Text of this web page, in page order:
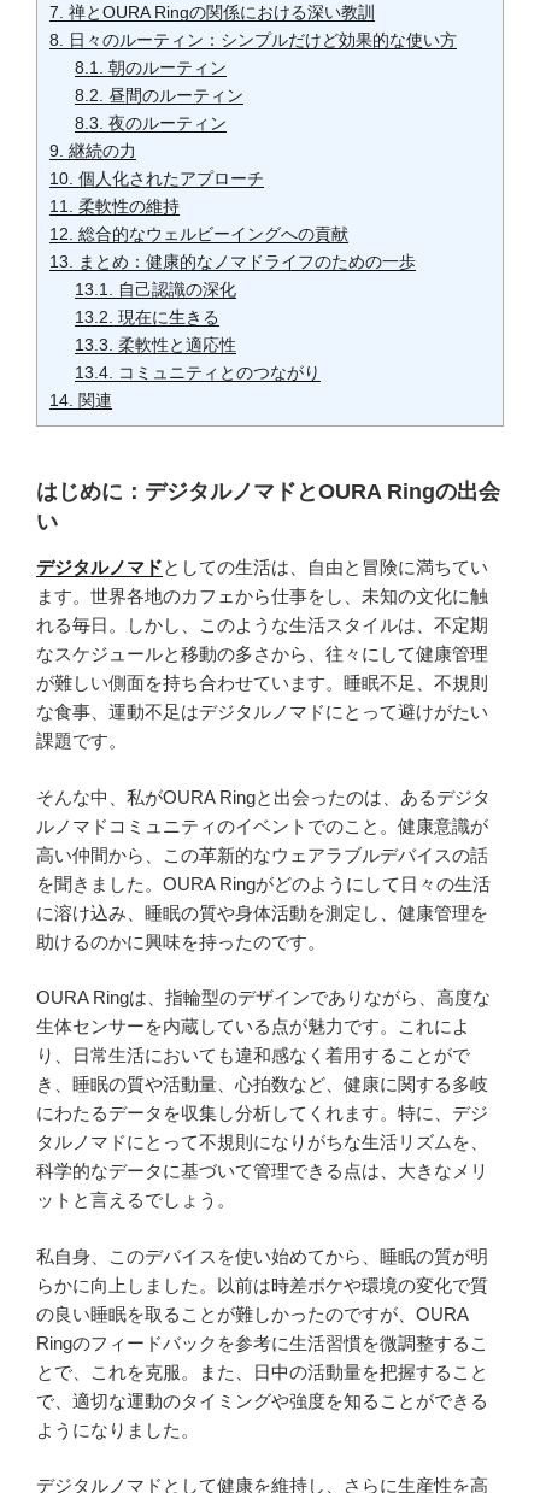
7. 禅とOURA Ringの関係における深い教訓
8.
日々のルーティン：シンプルだけど効果的な使い方
8.1.
朝のルーティン
8.2. 昼間のルーティン
8.3. 夜のルーティン
9. 継続の力
10. 個人化されたアプローチ
11.
柔軟性の維持
12. 総合的なウェルビーイングへの貢献
13.
まとめ：健康的なノマドライフのための一歩
13.1.
自己認識の深化
13.2. 現在に生きる
13.3. 柔軟性と適応性
13.4.
コミュニティとのつながり
14. 関連
はじめに：デジタルノマドとOURA Ringの出会
い
デジタルノマドとしての生活は、自由と冒険に満ちてい
ます。世界各地のカフェから仕事をし、未知の文化に触
れる毎日。しかし、このような生活スタイルは、不定期
なスケジュールと移動の多さから、往々にして健康管理
が難しい側面を持ち合わせています。睡眠不足、不規則
な食事、運動不足はデジタルノマドにとって避けがたい
課題です。
そんな中、私がOURA Ringと出会ったのは、あるデジタ
ルノマドコミュニティのイベントでのこと。健康意識が
高い仲間から、この革新的なウェアラブルデバイスの話
を聞きました。OURA Ringがどのようにして日々の生活
に溶け込み、睡眠の質や身体活動を測定し、健康管理を
助けるのかに興味を持ったのです。
OURA Ringは、指輪型のデザインでありながら、高度な
生体センサーを内蔵している点が魅力です。これによ
り、日常生活においても違和感なく着用することがで
き、睡眠の質や活動量、心拍数など、健康に関する多岐
にわたるデータを収集し分析してくれます。特に、デジ
タルノマドにとって不規則になりがちな生活リズムを、
科学的なデータに基づいて管理できる点は、大きなメリ
ットと言えるでしょう。
私自身、このデバイスを使い始めてから、睡眠の質が明
らかに向上しました。以前は時差ボケや環境の変化で質
の良い睡眠を取ることが難しかったのですが、OURA
Ringのフィードバックを参考に生活習慣を微調整するこ
とで、これを克服。また、日中の活動量を把握すること
で、適切な運動のタイミングや強度を知ることができる
ようになりました。
デジタルノマドとして健康を維持し、さらに生産性を高